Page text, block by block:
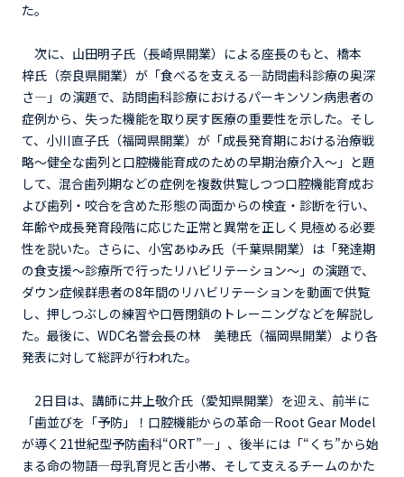
た。
次に、山田明子氏（長崎県開業）による座長のもと、橋本
梓氏（奈良県開業）が「食べるを支える―訪問歯科診療の奥深
さ―」の演題で、訪問歯科診療におけるパーキンソン病患者の
症例から、失った機能を取り戻す医療の重要性を示した。そし
て、小川直子氏（福岡県開業）が「成長発育期における治療戦
略～健全な歯列と口腔機能育成のための早期治療介入～」と題
して、混合歯列期などの症例を複数供覧しつつ口腔機能育成お
よび歯列・咬合を含めた形態の両面からの検査・診断を行い、
年齢や成長発育段階に応じた正常と異常を正しく見極める必要
性を説いた。さらに、小宮あゆみ氏（千葉県開業）は「発達期
の食支援～診療所で行ったリハビリテーション～」の演題で、
ダウン症候群患者の8年間のリハビリテーションを動画で供覧
し、押しつぶしの練習や口唇閉鎖のトレーニングなどを解説し
た。最後に、WDC名誉会長の林 美穂氏（福岡県開業）より各
発表に対して総評が行われた。
2日目は、講師に井上敬介氏（愛知県開業）を迎え、前半に
「歯並びを「予防」！口腔機能からの革命―Root Gear Model
が導く21世紀型予防歯科“ORT”―」、後半には「“くち”から始
まる命の物語―母乳育児と舌小帯、そして支えるチームのかた